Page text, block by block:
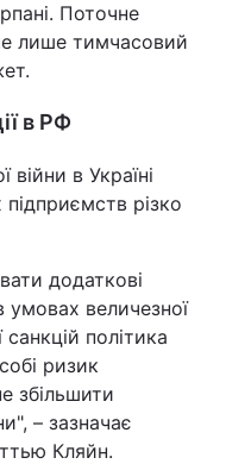
Поточне
лише тимчасовий
в РФ
в Україні
підприємств різко
додаткові
умовах величезної
санкцій політика
ризик
збільшити
– зазначає
Кляйн.